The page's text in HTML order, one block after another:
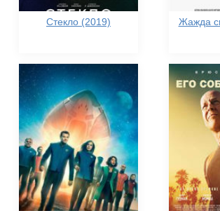
Стекло (2019) Жажда